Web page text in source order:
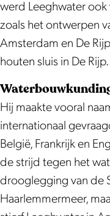
werd Leeghwater
zoals het ontwerpen
Amsterdam en De
houten sluis in De Rijp.
Hij maakte vooral
internationaal
België, Frankrijk en
de strijd tegen het
drooglegging van de
Haarlemmermeer,